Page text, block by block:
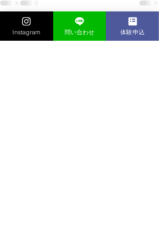
最新記事 すべて表示
Instagram 問い合わせ 体験申込